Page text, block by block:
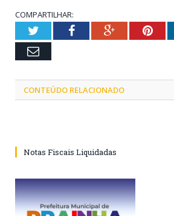
COMPARTILHAR:
TwitterFacebookGoogle+
Email
CONTEÚDO RELACIONADO
Notas Fiscais Liquidadas